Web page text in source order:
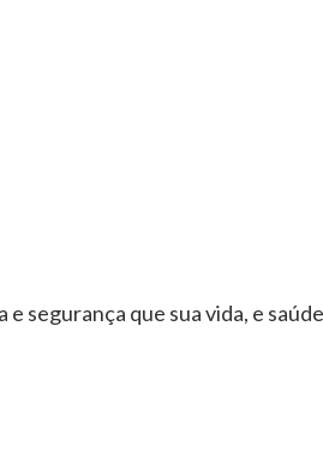
segurança que sua vida, e